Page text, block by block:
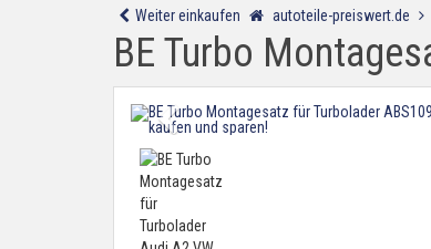
Weiter einkaufen autoteile-preiswert.de
BE Turbo